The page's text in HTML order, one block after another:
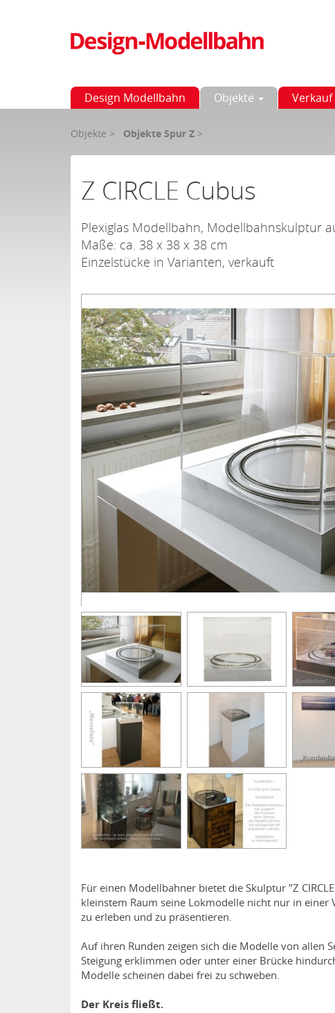
Design Modellbahn Objekte Verkauf
Objekte > Objekte Spur Z >
Z CIRCLE Cubus
Plexiglas Modellbahn, Modellbahnskulptur
Maße: ca. 38 x 38 x 38 cm
Einzelstücke in Varianten, verkauft
Für einen Modellbahner bietet die Skulptur "Z
kleinstem Raum seine Lokmodelle nicht nur in einer
zu erleben und zu präsentieren.
Auf ihren Runden zeigen sich die Modelle von allen
Steigung erklimmen oder unter einer Brücke
Modelle scheinen dabei frei zu schweben.
Der Kreis fließt.